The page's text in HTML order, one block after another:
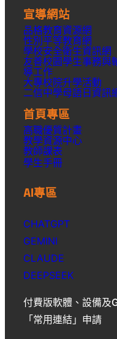
宣導網站
品格教育資源網
性別平等教育網
學校安全衛生資訊網
友善校園學生事務與
導工作
大專校院升學活動
二信中學母語日資訊
首頁專區
高職優質計畫
教學資源中心
教師課表
學生手冊
AI專區
CHATGPT
GEMINI
CLAUDE
DEEPSEEK
付費版軟體、設備及
「常用連結」申請